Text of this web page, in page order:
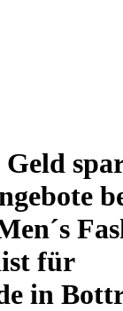
für
in